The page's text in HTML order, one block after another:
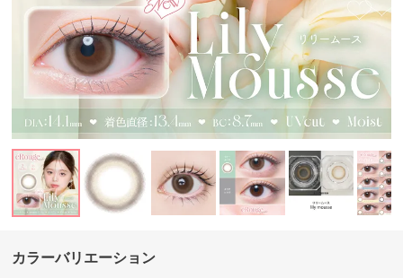
カラーバリエーション